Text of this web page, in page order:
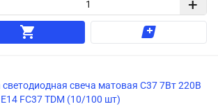
+
свеча матовая C37 7Вт 220В
FC37 TDM (10/100 шт)